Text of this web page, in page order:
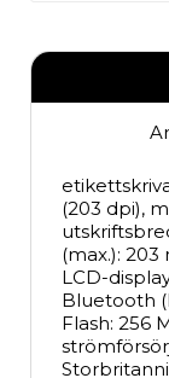
(203 dpi),
(max.):
LCD-
Bluetooth
Flash: 256